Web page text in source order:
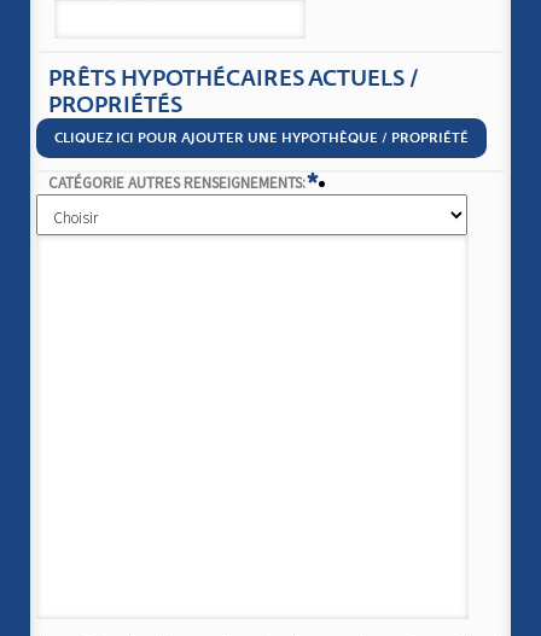
PRÊTS HYPOTHÉCAIRES ACTUELS /
PROPRIÉTÉS
CLIQUEZ ICI POUR AJOUTER UNE HYPOTHÈQUE / PROPRIÉTÉ
CATÉGORIE AUTRES RENSEIGNEMENTS:*